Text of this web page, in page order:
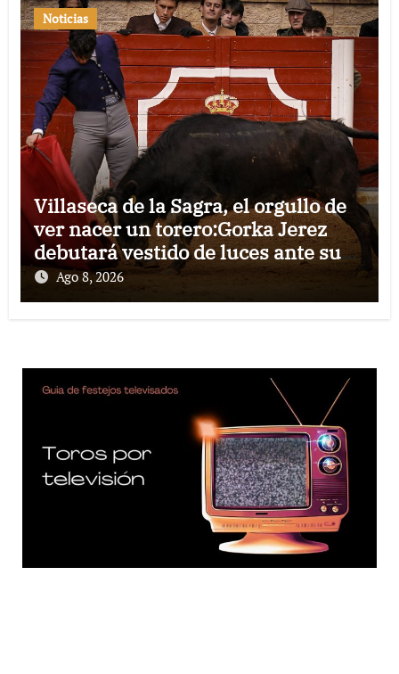
Noticias
Villaseca de la Sagra, el orgullo de
ver nacer un torero:Gorka Jerez
debutará vestido de luces ante su
pueblo
Ago 8, 2026